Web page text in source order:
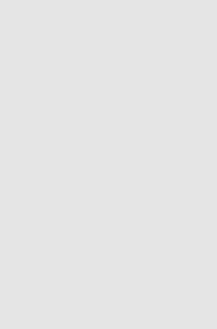
bürünc
komandası pley-
Şimali
çempionatı 9-
əzmkar oyun
qoymağı
İsveçrə,
​Belə bir